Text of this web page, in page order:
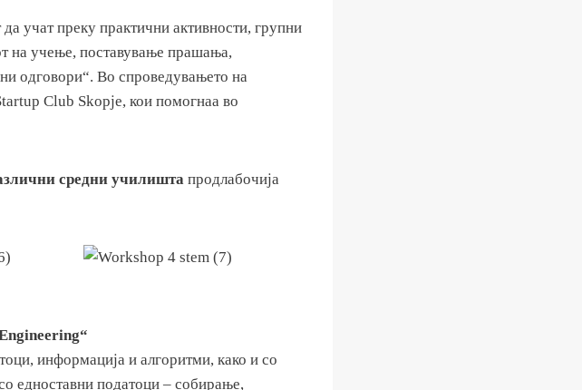
учат преку практични активности, групни
на учење, поставување прашања,
одговори“. Во спроведувањето на
Club Skopje, кои помогнаа во
средни училишта продлабочија
информација и алгоритми, како и со
едноставни податоци – собирање,